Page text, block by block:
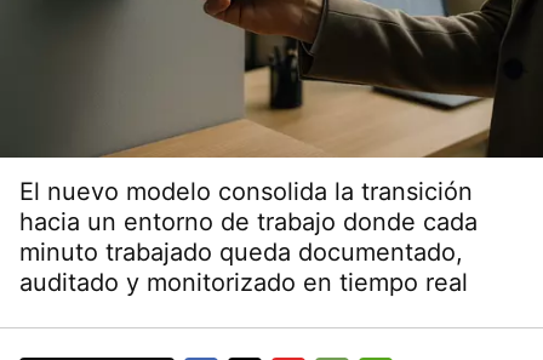
El nuevo modelo consolida la transición
hacia un entorno de trabajo donde cada
minuto trabajado queda documentado,
auditado y monitorizado en tiempo real